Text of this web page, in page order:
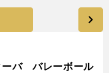
ーバ バレーボール